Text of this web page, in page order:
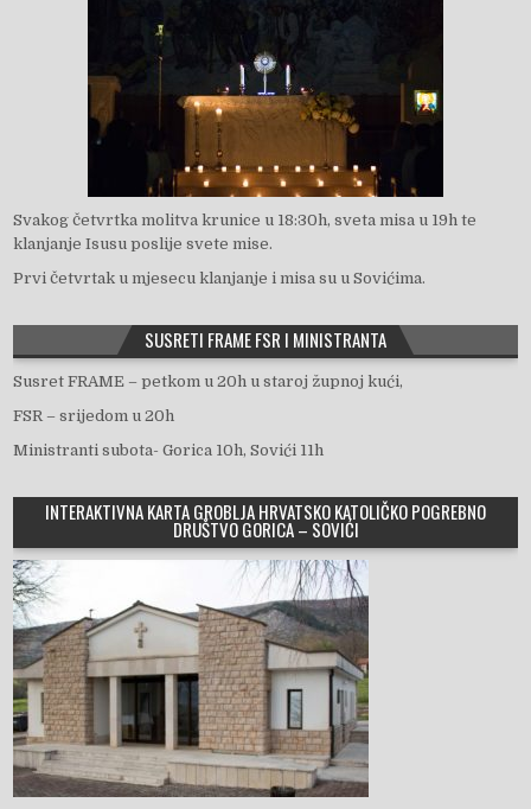
Svakog četvrtka molitva krunice u 18:30h, sveta misa u 19h te
klanjanje Isusu poslije svete mise.
Prvi četvrtak u mjesecu klanjanje i misa su u Sovićima.
SUSRETI FRAME FSR I MINISTRANTA
Susret FRAME – petkom u 20h u staroj župnoj kući,
FSR – srijedom u 20h
Ministranti subota- Gorica 10h, Sovići 11h
INTERAKTIVNA KARTA GROBLJA HRVATSKO KATOLIČKO POGREBNO
DRUŠTVO GORICA – SOVIĆI